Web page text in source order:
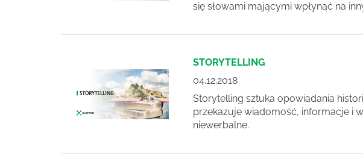
się słowami mającymi wpłynąć na
STORYTELLING
04.12.2018
Storytelling sztuka opowiadania
przekazuje wiadomość, informacje i
niewerbalne.